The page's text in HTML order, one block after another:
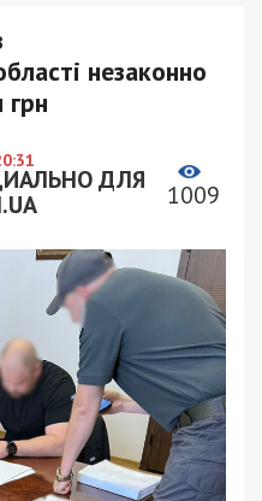
незаконно
грн
ДЛЯ
1009